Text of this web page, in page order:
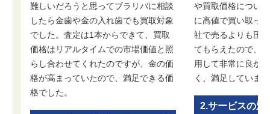
難しいだろうと思ってブラリバに相談
したら金歯や金の入れ歯でも買取対象
でした。査定は1本からできて、買取
価格はリアルタイムでの市場価値と照
らし合わせてくれたのですが、金の価
格が高まっていたので、満足できる価
格でした。
や買取価格につい
に高値で買い取っ
社で売るよりも圧
てもらえたので、
用して非常に良か
く、満足しています
2.サービスの対